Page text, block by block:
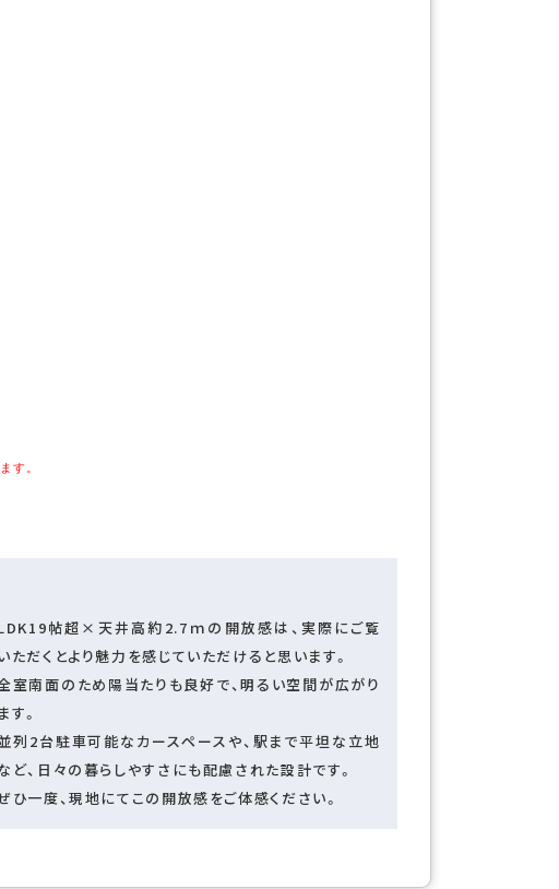
す。
帖超×天井高約2.7ｍの開放感は、実際にご覧
ただくとより魅力を感じていただけると思います。
室南面のため陽当たりも良好で、明るい空間が広がり
ます。
列2台駐車可能なカースペースや、駅まで平坦な立地
ど、日々の暮らしやすさにも配慮された設計です。
ひ一度、現地にてこの開放感をご体感ください。